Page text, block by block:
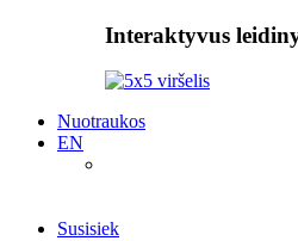
Interaktyvus
Nuotraukos
EN
Susisiek